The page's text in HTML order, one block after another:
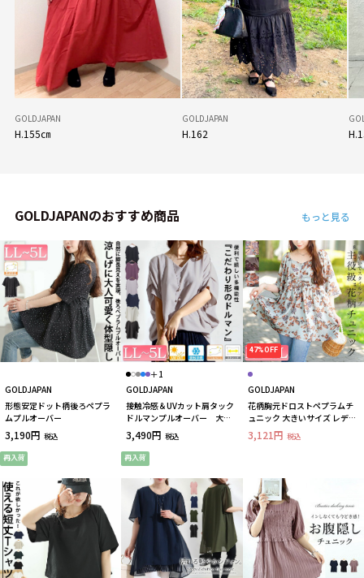
GOLDJAPAN
H.155㎝
GOLDJAPAN
H.162
GOLDJAPANのおすすめ商品 もっと見る
GOLDJAPAN
形態安定ドット柄後ろペプラ
ムプルオーバー
3,190円 税込
再入荷
＋1
GOLDJAPAN
接触冷感＆UVカット肩タック
ドルマンプルオーバー 大き
いサイズ レディース
3,490円 税込
再入荷
47%OFF
GOLDJAPAN
花柄胸元ドロストペプラムチ
ュニック 大きいサイズ レディ
ース
3,121円 税込